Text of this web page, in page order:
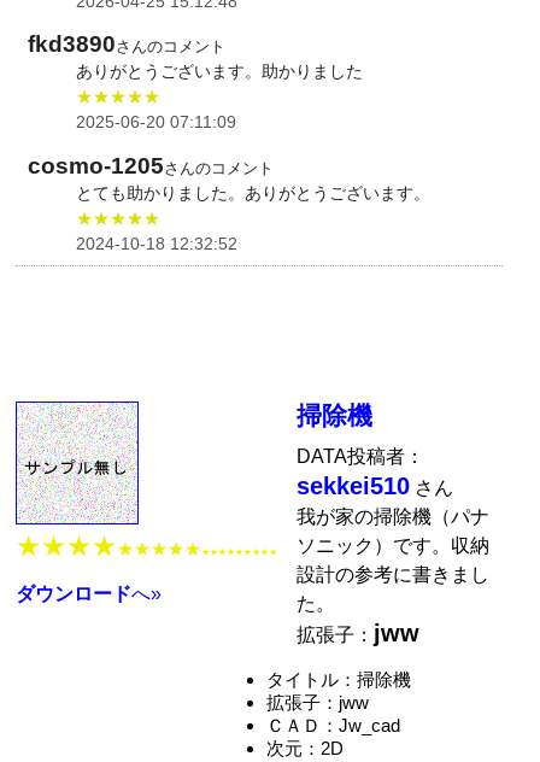
fkd3890さんのコメント
ありがとうございます。助かりました
★★★★★
2025-06-20 07:11:09
cosmo-1205さんのコメント
とても助かりました。ありがとうございます。
★★★★★
2024-10-18 12:32:52
★★★★★★★★★ ★★★★★★★★★
ダウンロードへ»
掃除機
DATA投稿者：
sekkei510 さん
我が家の掃除機（パナ
ソニック）です。収納
設計の参考に書きまし
た。
拡張子： jww
タイトル：掃除機
拡張子：jww
ＣＡＤ：Jw_cad
次元：2D